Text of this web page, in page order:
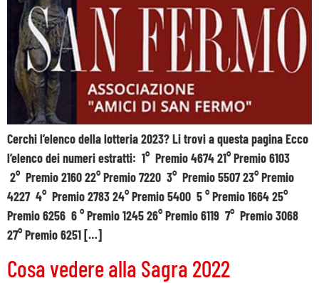
Cerchi l’elenco della lotteria 2023? Li trovi a questa pagina Ecco
l’elenco dei numeri estratti: 1° Premio 4674 21° Premio 6103
2° Premio 2160 22° Premio 7220 3° Premio 5507 23° Premio
4227 4° Premio 2783 24° Premio 5400 5 ° Premio 1664 25°
Premio 6256 6 ° Premio 1245 26° Premio 6119 7° Premio 3068
27° Premio 6251 […]
Cosa vedere alla Sagra 2022